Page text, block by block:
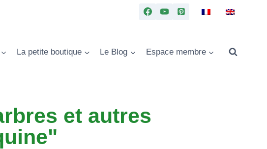
La petite boutique Le Blog Espace membre
et autres